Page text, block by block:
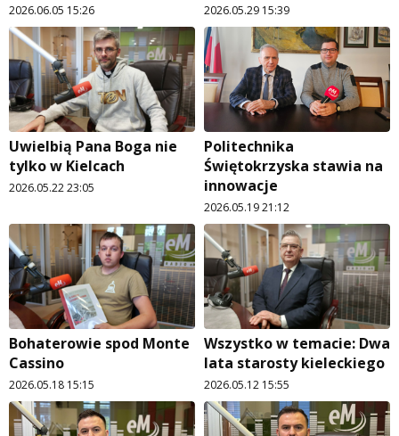
2026.06.05 15:26 2026.05.29 15:39
Uwielbią Pana Boga nie
tylko w Kielcach
2026.05.22 23:05
Politechnika
Świętokrzyska stawia na
innowacje
2026.05.19 21:12
Bohaterowie spod Monte
Cassino
2026.05.18 15:15
Wszystko w temacie: Dwa
lata starosty kieleckiego
2026.05.12 15:55